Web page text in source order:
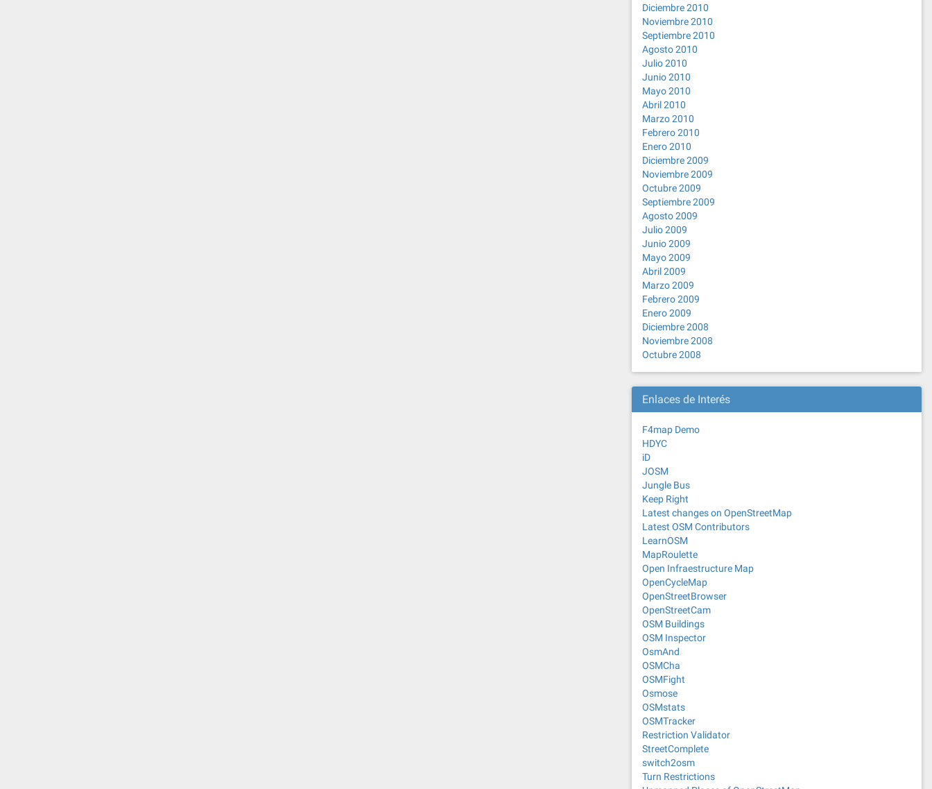
Diciembre 2010
Noviembre 2010
Septiembre 2010
Agosto 2010
Julio 2010
Junio 2010
Mayo 2010
Abril 2010
Marzo 2010
Febrero 2010
Enero 2010
Diciembre 2009
Noviembre 2009
Octubre 2009
Septiembre 2009
Agosto 2009
Julio 2009
Junio 2009
Mayo 2009
Abril 2009
Marzo 2009
Febrero 2009
Enero 2009
Diciembre 2008
Noviembre 2008
Octubre 2008
Enlaces de Interés
F4map Demo
HDYC
iD
JOSM
Jungle Bus
Keep Right
Latest changes on OpenStreetMap
Latest OSM Contributors
LearnOSM
MapRoulette
Open Infraestructure Map
OpenCycleMap
OpenStreetBrowser
OpenStreetCam
OSM Buildings
OSM Inspector
OsmAnd
OSMCha
OSMFight
Osmose
OSMstats
OSMTracker
Restriction Validator
StreetComplete
switch2osm
Turn Restrictions